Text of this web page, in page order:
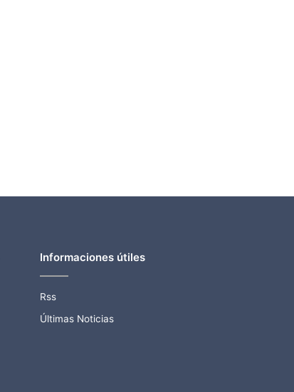
Informaciones útiles
Rss
Últimas Noticias